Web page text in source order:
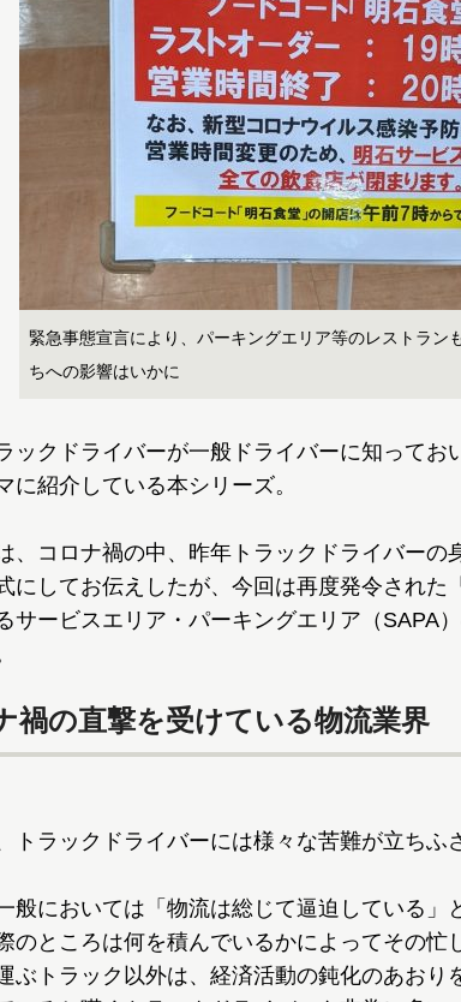
緊急事態宣言により、パーキングエリア等のレストラン
ちへの影響はいかに
クドライバーが一般ドライバーに知ってお
に紹介している本シリーズ。
、コロナ禍の中、昨年トラックドライバーの
にしてお伝えしたが、今回は再度発令された
サービスエリア・パーキングエリア（SAPA
禍の直撃を受けている物流業界
トラックドライバーには様々な苦難が立ちふ
般においては「物流は総じて逼迫している」
のところは何を積んでいるかによってその忙
ぶトラック以外は、経済活動の鈍化のあおり